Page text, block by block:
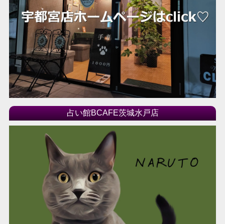
占い館BCAFE茨城水戸店